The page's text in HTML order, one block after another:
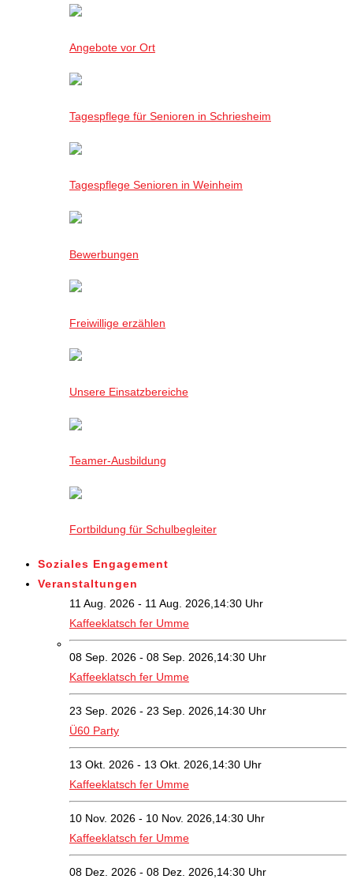
Angebote vor Ort
Tagespflege für Senioren in Schriesheim
Tagespflege Senioren in Weinheim
Bewerbungen
Freiwillige erzählen
Unsere Einsatzbereiche
Teamer-Ausbildung
Fortbildung für Schulbegleiter
Soziales Engagement
Veranstaltungen
11 Aug. 2026 - 11 Aug. 2026,14:30 Uhr
Kaffeeklatsch fer Umme
08 Sep. 2026 - 08 Sep. 2026,14:30 Uhr
Kaffeeklatsch fer Umme
23 Sep. 2026 - 23 Sep. 2026,14:30 Uhr
Ü60 Party
13 Okt. 2026 - 13 Okt. 2026,14:30 Uhr
Kaffeeklatsch fer Umme
10 Nov. 2026 - 10 Nov. 2026,14:30 Uhr
Kaffeeklatsch fer Umme
08 Dez. 2026 - 08 Dez. 2026,14:30 Uhr